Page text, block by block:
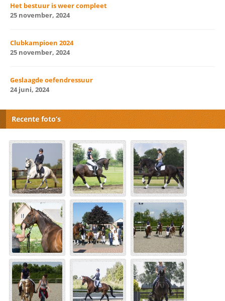
Het bestuur is weer compleet
25 november, 2024
Clubkampioen 2024
25 november, 2024
Geslaagde oefendressuur
24 juni, 2024
Recente foto’s